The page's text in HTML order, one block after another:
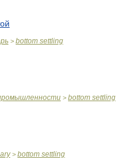
> bottom settling
> bottom settling
> bottom settling